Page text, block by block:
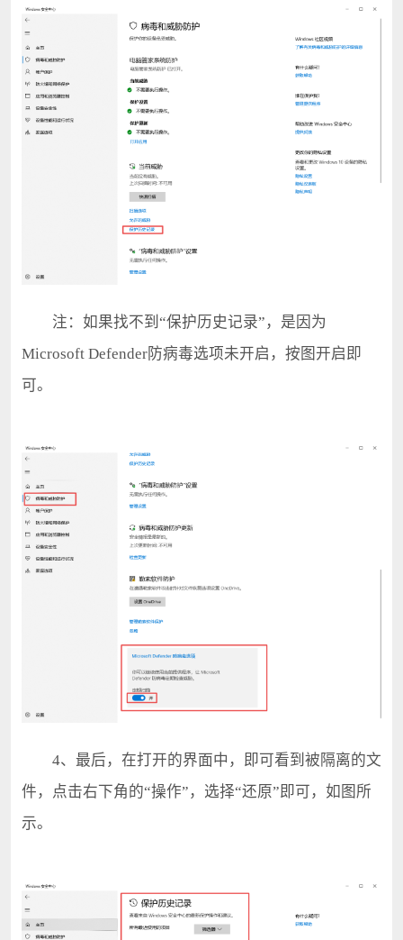
注：如果找不到“保护历史记录”，是因为
Microsoft Defender防病毒选项未开启，按图开启即
可。
4、最后，在打开的界面中，即可看到被隔离的文
件，点击右下角的“操作”，选择“还原”即可，如图所
示。